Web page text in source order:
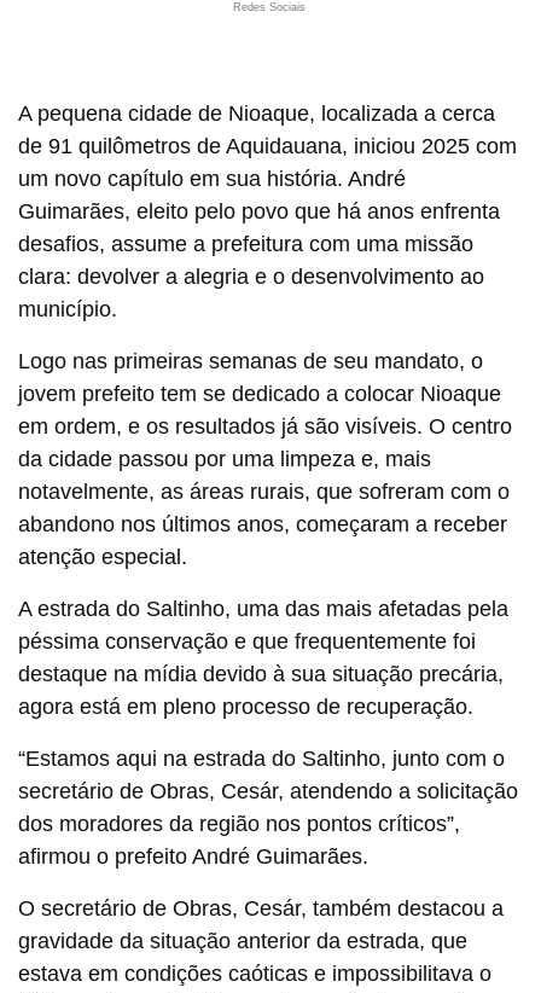
Redes Sociais
A pequena cidade de Nioaque, localizada a cerca
de 91 quilômetros de Aquidauana, iniciou 2025 com
um novo capítulo em sua história. André
Guimarães, eleito pelo povo que há anos enfrenta
desafios, assume a prefeitura com uma missão
clara: devolver a alegria e o desenvolvimento ao
município.
Logo nas primeiras semanas de seu mandato, o
jovem prefeito tem se dedicado a colocar Nioaque
em ordem, e os resultados já são visíveis. O centro
da cidade passou por uma limpeza e, mais
notavelmente, as áreas rurais, que sofreram com o
abandono nos últimos anos, começaram a receber
atenção especial.
A estrada do Saltinho, uma das mais afetadas pela
péssima conservação e que frequentemente foi
destaque na mídia devido à sua situação precária,
agora está em pleno processo de recuperação.
“Estamos aqui na estrada do Saltinho, junto com o
secretário de Obras, Cesár, atendendo a solicitação
dos moradores da região nos pontos críticos”,
afirmou o prefeito André Guimarães.
O secretário de Obras, Cesár, também destacou a
gravidade da situação anterior da estrada, que
estava em condições caóticas e impossibilitava o